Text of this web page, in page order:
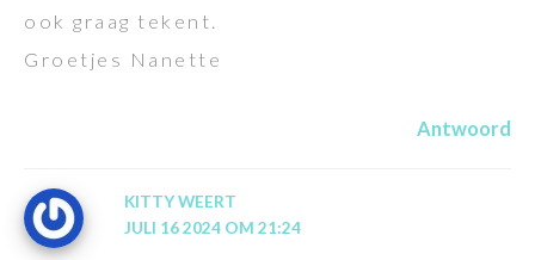
ook graag tekent.
Groetjes Nanette
Antwoord
KITTY WEERT
JULI 16 2024 OM 21:24